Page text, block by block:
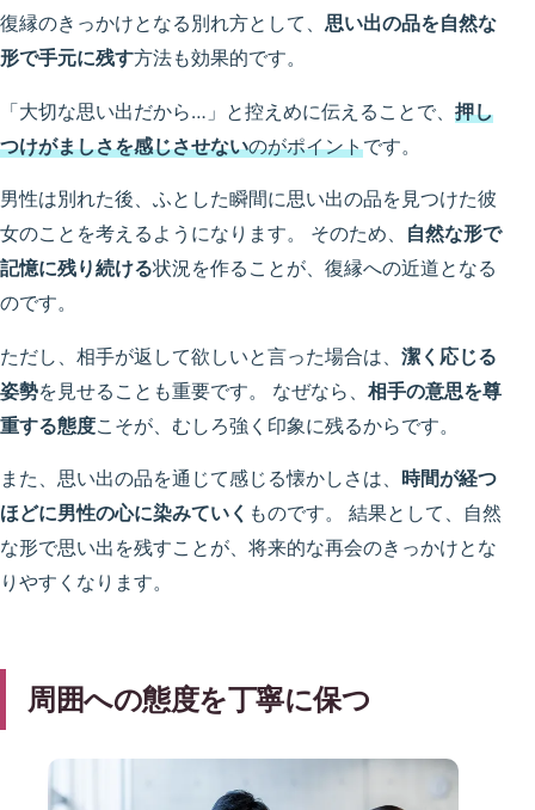
復縁のきっかけとなる別れ方として、 思い出の品を自然な
形で手元に残す方法も効果的です。
「大切な思い出だから…」と控えめに伝えることで、 押し
つけがましさを感じさせないのがポイントです。
男性は別れた後、ふとした瞬間に思い出の品を見つけた彼
女のことを考えるようになります。 そのため、
自然な形で
記憶に残り続ける状況を作ることが、復縁への近道となる
のです。
ただし、相手が返して欲しいと言った場合は、 潔く応じる
姿勢を見せることも重要です。 なぜなら、 相手の意思を尊
重する態度こそが、むしろ強く印象に残るからです。
また、思い出の品を通じて感じる懐かしさは、 時間が経つ
ほどに男性の心に染みていく ものです。 結果として、自然
な形で思い出を残すことが、将来的な再会のきっかけとな
りやすくなります。
周囲への態度を丁寧に保つ